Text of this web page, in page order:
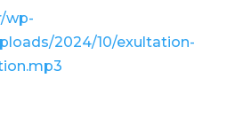
wp-
2024/10/exultation-